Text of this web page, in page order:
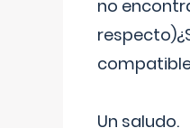
no
Un saludo.